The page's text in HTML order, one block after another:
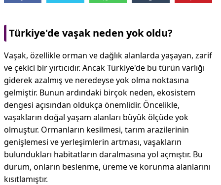
Türkiye'de vaşak neden yok oldu?
Vaşak, özellikle orman ve dağlık alanlarda yaşayan, zarif
ve çekici bir yırtıcıdır. Ancak Türkiye'de bu türün varlığı
giderek azalmış ve neredeyse yok olma noktasına
gelmiştir. Bunun ardındaki birçok neden, ekosistem
dengesi açısından oldukça önemlidir. Öncelikle,
vaşakların doğal yaşam alanları büyük ölçüde yok
olmuştur. Ormanların kesilmesi, tarım arazilerinin
genişlemesi ve yerleşimlerin artması, vaşakların
bulundukları habitatların daralmasına yol açmıştır. Bu
durum, onların beslenme, üreme ve korunma alanlarını
kısıtlamıştır.